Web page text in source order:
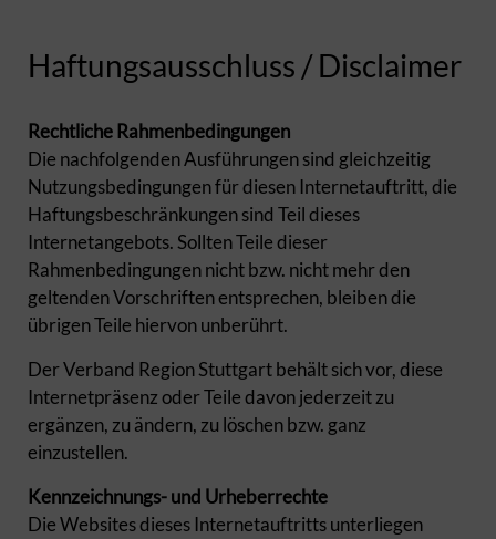
Haftungsausschluss / Disclaimer
Rechtliche Rahmenbedingungen
Die nachfolgenden Ausführungen sind gleichzeitig
Nutzungsbedingungen für diesen Internetauftritt, die
Haftungsbeschränkungen sind Teil dieses
Internetangebots. Sollten Teile dieser
Rahmenbedingungen nicht bzw. nicht mehr den
geltenden Vorschriften entsprechen, bleiben die
übrigen Teile hiervon unberührt.
Der Verband Region Stuttgart behält sich vor, diese
Internetpräsenz oder Teile davon jederzeit zu
ergänzen, zu ändern, zu löschen bzw. ganz
einzustellen.
Kennzeichnungs- und Urheberrechte
Die Websites dieses Internetauftritts unterliegen